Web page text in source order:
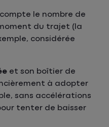
le nombre de
du trajet (la
considérée
et son boîtier de
à adopter
sans accélérations
tenter de baisser